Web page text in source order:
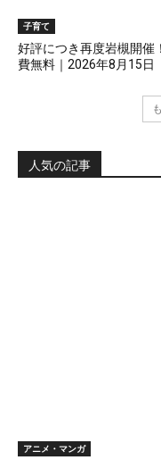
子育て
好評につき再度岩槻開催
費無料｜2026年8月15日
人気の記事
アニメ・マンガ